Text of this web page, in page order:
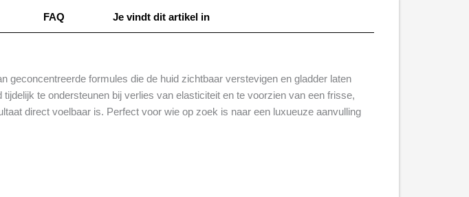
FAQ Je vindt dit artikel in
geconcentreerde formules die de huid zichtbaar verstevigen en gladder laten
te ondersteunen bij verlies van elasticiteit en te voorzien van een frisse,
direct voelbaar is. Perfect voor wie op zoek is naar een luxueuze aanvulling